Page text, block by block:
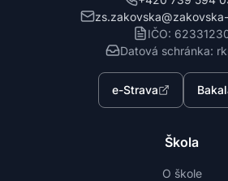
IČO:
Datová schránka:
e-Strava
Škola
O škole